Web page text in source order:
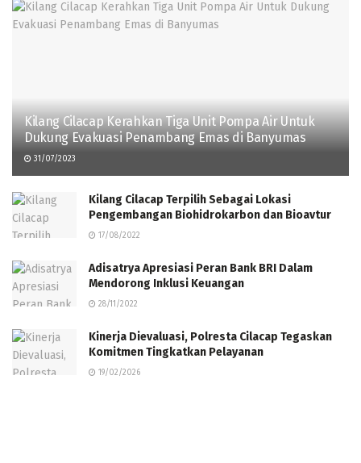
Kilang Cilacap Kerahkan Tiga Unit Pompa Air Untuk
Dukung Evakuasi Penambang Emas di Banyumas
31/07/2023
Kilang Cilacap Terpilih Sebagai Lokasi
Pengembangan Biohidrokarbon dan Bioavtur
17/08/2022
Adisatrya Apresiasi Peran Bank BRI Dalam
Mendorong Inklusi Keuangan
28/11/2022
Kinerja Dievaluasi, Polresta Cilacap Tegaskan
Komitmen Tingkatkan Pelayanan
19/02/2026